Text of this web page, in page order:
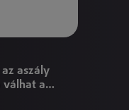
aszály
válhat a